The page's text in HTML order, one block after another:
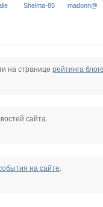
Shelma-85 madonn@
на странице рейтинга
сайта.
на сайте.